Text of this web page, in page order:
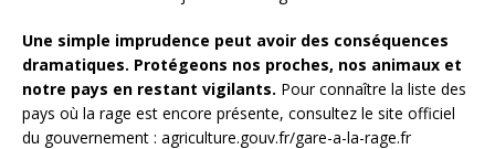
Une simple imprudence peut avoir des conséquences
dramatiques. Protégeons nos proches, nos animaux et
notre pays en restant vigilants. Pour connaître la liste des
pays où la rage est encore présente, consultez le site officiel
du gouvernement : agriculture.gouv.fr/gare-a-la-rage.fr